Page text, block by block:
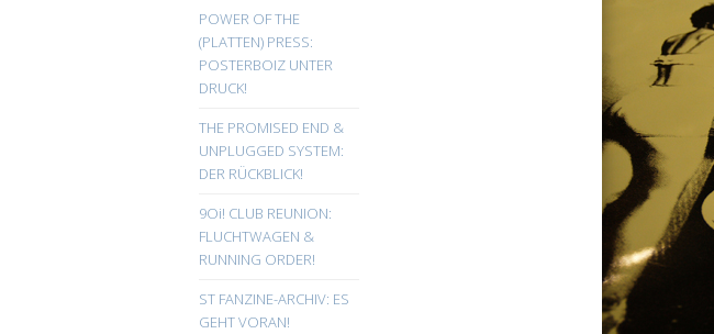
POWER OF THE
(PLATTEN) PRESS:
POSTERBOIZ UNTER
DRUCK!
THE PROMISED END &
UNPLUGGED SYSTEM:
DER RÜCKBLICK!
9Oi! CLUB REUNION:
FLUCHTWAGEN &
RUNNING ORDER!
ST FANZINE-ARCHIV: ES
GEHT VORAN!